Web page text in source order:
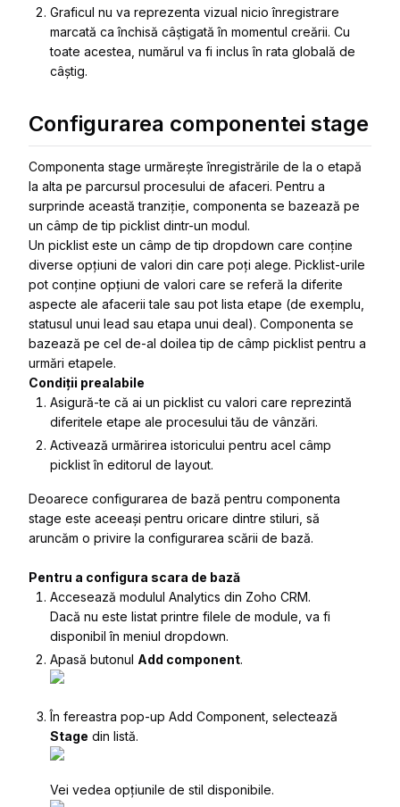
Graficul nu va reprezenta vizual nicio înregistrare
marcată ca închisă câștigată în momentul creării. Cu
toate acestea, numărul va fi inclus în rata globală de
câștig.
Configurarea componentei stage
Componenta stage urmărește înregistrările de la o etapă
la alta pe parcursul procesului de afaceri. Pentru a
surprinde această tranziție, componenta se bazează pe
un câmp de tip picklist dintr-un modul.
Un picklist este un câmp de tip dropdown care conține
diverse opțiuni de valori din care poți alege. Picklist-urile
pot conține opțiuni de valori care se referă la diferite
aspecte ale afacerii tale sau pot lista etape (de exemplu,
statusul unui lead sau etapa unui deal). Componenta se
bazează pe cel de-al doilea tip de câmp picklist pentru a
urmări etapele.
Condiții prealabile
Asigură-te că ai un picklist cu valori care reprezintă
diferitele etape ale procesului tău de vânzări.
Activează urmărirea istoricului pentru acel câmp
picklist în editorul de layout.
Deoarece configurarea de bază pentru componenta
stage este aceeași pentru oricare dintre stiluri, să
aruncăm o privire la configurarea scării de bază.
Pentru a configura scara de bază
Accesează modulul Analytics din Zoho CRM.
Dacă nu este listat printre filele de module, va fi
disponibil în meniul dropdown.
Apasă butonul Add component.
În fereastra pop-up Add Component, selectează
Stage din listă.
Vei vedea opțiunile de stil disponibile.